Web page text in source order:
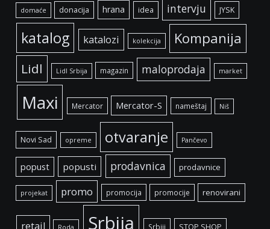
domaće donacija hrana idea intervju JYSK
katalog katalozi kolekcija Kompanija
Lidl Lidl Srbija magazin maloprodaja market
Maxi Mercator Mercator-S nameštaj Niš
Novi Sad opreme otvaranje Pančevo
popust popusti prodavnica prodavnice
projekat promo promocija promocije renovirani
retail Roda Srbija Srbiji STOP SHOP